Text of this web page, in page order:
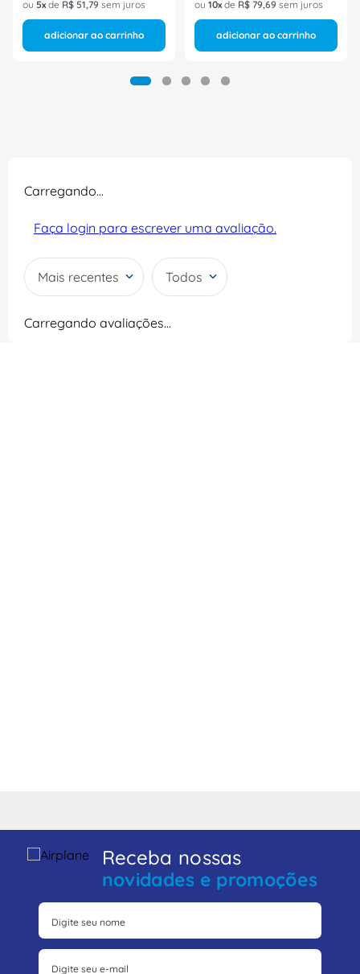
ou 5 de R$ 51,79 sem juros
adicionar ao carrinho
ou 10 de R$ 79,69 sem juros
adicionar ao carrinho
Carregando…
Faça login para escrever uma avaliação.
Mais recentes Todos
Carregando avaliações…
Receba nossas
novidades e promoções